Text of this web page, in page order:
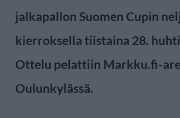
jalkapallon Suomen Cupin
kierroksella tiistaina 28.
Ottelu pelattiin Markku.fi-
Oulunkylässä.